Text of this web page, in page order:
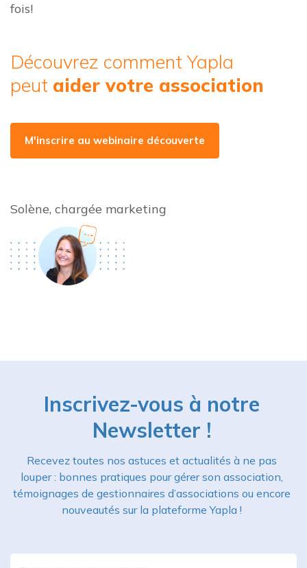
fois!
Découvrez comment Yapla
peut aider votre association
M'inscrire au webinaire découverte
Solène, chargée marketing
Inscrivez-vous à notre
Newsletter !
Recevez toutes nos astuces et actualités à ne pas
louper : bonnes pratiques pour gérer son association,
témoignages de gestionnaires d’associations ou encore
nouveautés sur la plateforme Yapla !